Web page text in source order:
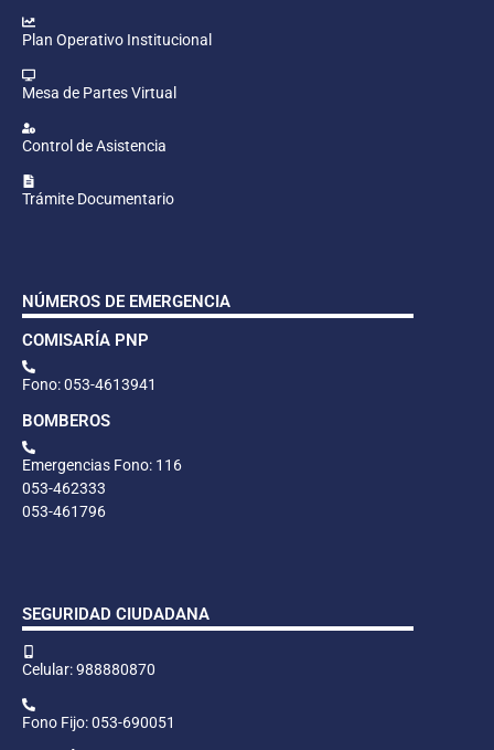
Plan Operativo Institucional
Mesa de Partes Virtual
Control de Asistencia
Trámite Documentario
NÚMEROS DE EMERGENCIA
COMISARÍA PNP
Fono: 053-4613941
BOMBEROS
Emergencias Fono: 116
053-462333
053-461796
SEGURIDAD CIUDADANA
Celular: 988880870
Fono Fijo: 053-690051